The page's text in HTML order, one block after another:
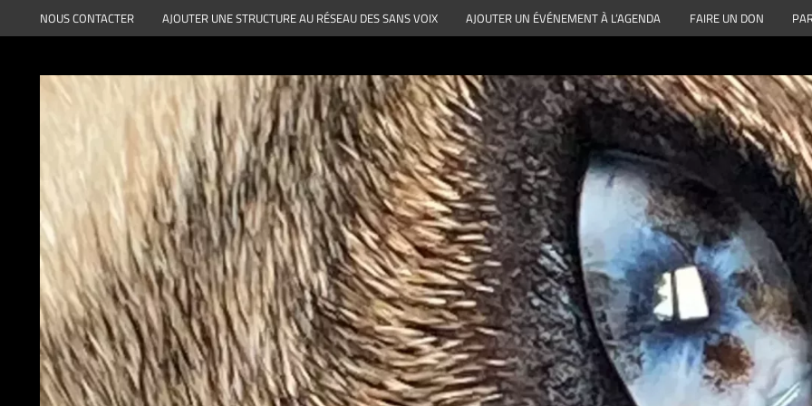
au
NOUS CONTACTER AJOUTER UNE STRUCTURE AU RÉSEAU DES SANS VOIX AJOUTER UN ÉVÉNEMENT À L’AGENDA FAIRE UN DON